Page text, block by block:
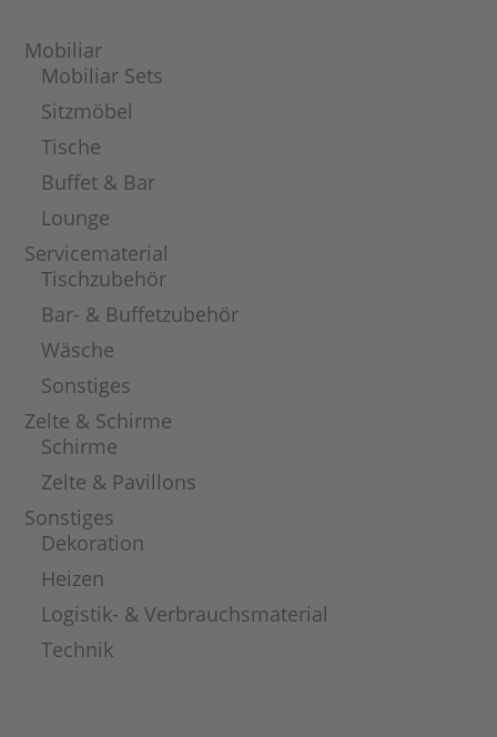
Mobiliar
Mobiliar Sets
Sitzmöbel
Tische
Buffet & Bar
Lounge
Servicematerial
Tischzubehör
Bar- & Buffetzubehör
Wäsche
Sonstiges
Zelte & Schirme
Schirme
Zelte & Pavillons
Sonstiges
Dekoration
Heizen
Logistik- & Verbrauchsmaterial
Technik